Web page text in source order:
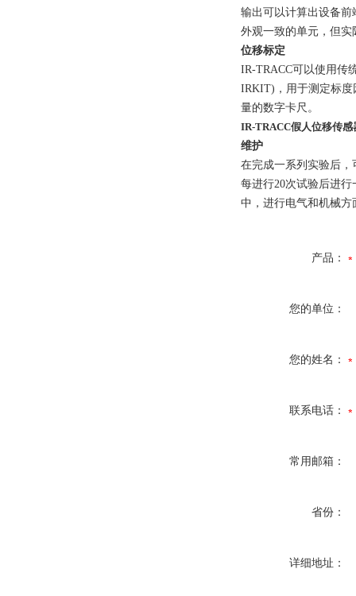
输出可以计算出设备
外观一致的单元，但
位移标定
IR-TRACC可以使用传
IRKIT)，用于测定标度
量的数字卡尺。
IR-TRACC假人位移传感
维护
在完成一系列实验后
每进行20次试验后进
中，进行电气和机械方
产品：
您的单位：
您的姓名：
联系电话：
常用邮箱：
省份：
详细地址：